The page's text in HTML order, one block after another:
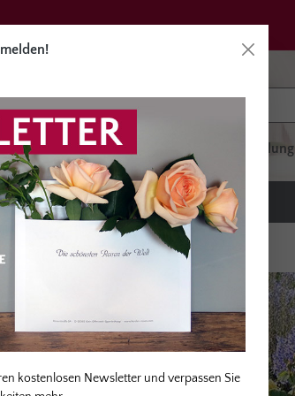
Direktbestellung
Service
kostenlosen Newsletter und verpassen Sie